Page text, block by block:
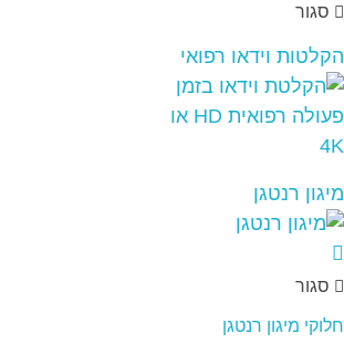
סגור
הקלטות וידאו רפואי
מיגון רנטגן
סגור
חלוקי מיגון רנטגן